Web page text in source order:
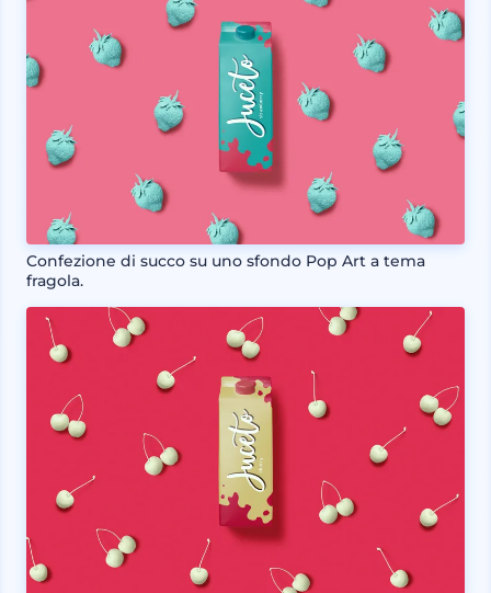
Confezione di succo su uno sfondo Pop Art a tema
fragola.